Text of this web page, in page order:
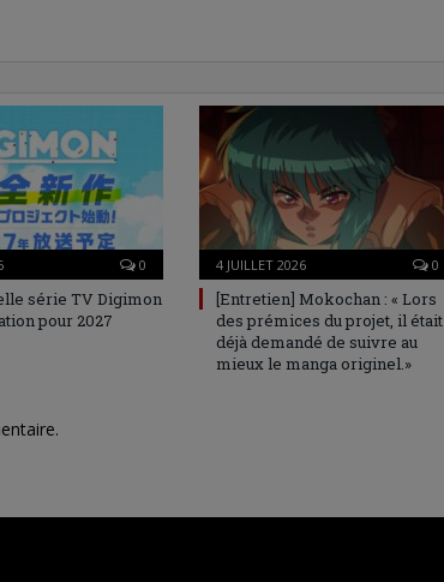
0
série TV Digimon
pour 2027
4 JUILLET 2026 0
[Entretien] Mokochan : « Lors
des prémices du projet, il était
déjà demandé de suivre au
mieux le manga originel.»